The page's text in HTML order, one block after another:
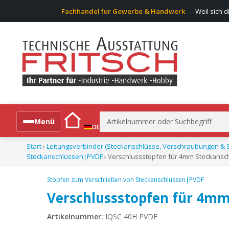
Fachhandel für Gewerbe & Handwerk — Weil sich
Menü
DE
Suchen
nach:
Alle Produkte
Start› Leitungsverbinder (Steckanschlüsse, Verschraubungen &
Steckanschlüssen|PVDF› Verschlussstopfen für 4mm
Stopfen zum Verschließen von Steckanschlüssen|PVDF
Verschlussstopfen für
Artikelnummer: IQSC 40H PVDF